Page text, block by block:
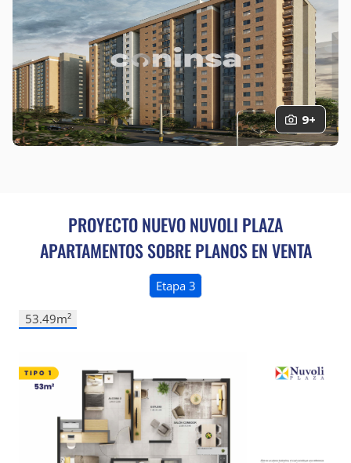
consagrados en el artículo 8° de la Ley 1581 de 2012 y
demás normatividad aplicable, entre otros, a dar
respuesta o no a las preguntas que traten sobre datos
sensibles o sobre los datos de las niñas, niños y
adolescente.
CONINSA me ha informado que en el
link:
https://www.coninsa.co/politica-de-tratamiento-
de-datos-personales-de-coninsa-ramon-h-sa,puedo
leer su Política en Materia de Protección de Datos
Personales y solicitar la actualización o remoción de mis
9+
PROYECTO NUEVONUVOLI PLAZA
APARTAMENTOSSOBRE PLANOS EN VENTA
Etapa 3
53.49m²